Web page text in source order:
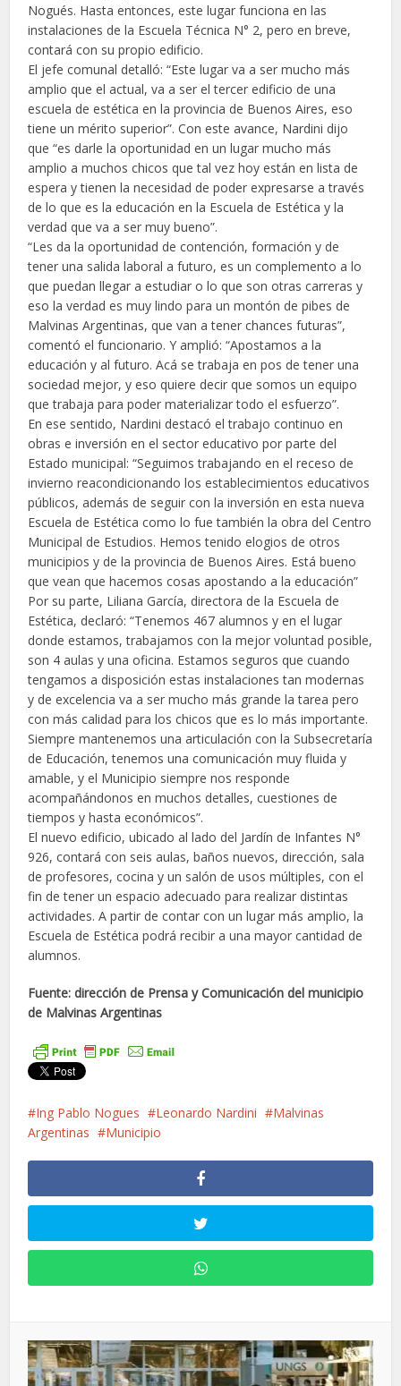
Nogués. Hasta entonces, este lugar funciona en las
instalaciones de la Escuela Técnica N° 2, pero en breve,
contará con su propio edificio.
El jefe comunal detalló: “Este lugar va a ser mucho más
amplio que el actual, va a ser el tercer edificio de una
escuela de estética en la provincia de Buenos Aires, eso
tiene un mérito superior”. Con este avance, Nardini dijo
que “es darle la oportunidad en un lugar mucho más
amplio a muchos chicos que tal vez hoy están en lista de
espera y tienen la necesidad de poder expresarse a través
de lo que es la educación en la Escuela de Estética y la
verdad que va a ser muy bueno”.
“Les da la oportunidad de contención, formación y de
tener una salida laboral a futuro, es un complemento a lo
que puedan llegar a estudiar o lo que son otras carreras y
eso la verdad es muy lindo para un montón de pibes de
Malvinas Argentinas, que van a tener chances futuras”,
comentó el funcionario. Y amplió: “Apostamos a la
educación y al futuro. Acá se trabaja en pos de tener una
sociedad mejor, y eso quiere decir que somos un equipo
que trabaja para poder materializar todo el esfuerzo”.
En ese sentido, Nardini destacó el trabajo continuo en
obras e inversión en el sector educativo por parte del
Estado municipal: “Seguimos trabajando en el receso de
invierno reacondicionando los establecimientos educativos
públicos, además de seguir con la inversión en esta nueva
Escuela de Estética como lo fue también la obra del Centro
Municipal de Estudios. Hemos tenido elogios de otros
municipios y de la provincia de Buenos Aires. Está bueno
que vean que hacemos cosas apostando a la educación”
Por su parte, Liliana García, directora de la Escuela de
Estética, declaró: “Tenemos 467 alumnos y en el lugar
donde estamos, trabajamos con la mejor voluntad posible,
son 4 aulas y una oficina. Estamos seguros que cuando
tengamos a disposición estas instalaciones tan modernas
y de excelencia va a ser mucho más grande la tarea pero
con más calidad para los chicos que es lo más importante.
Siempre mantenemos una articulación con la Subsecretaría
de Educación, tenemos una comunicación muy fluida y
amable, y el Municipio siempre nos responde
acompañándonos en muchos detalles, cuestiones de
tiempos y hasta económicos”.
El nuevo edificio, ubicado al lado del Jardín de Infantes N°
926, contará con seis aulas, baños nuevos, dirección, sala
de profesores, cocina y un salón de usos múltiples, con el
fin de tener un espacio adecuado para realizar distintas
actividades. A partir de contar con un lugar más amplio, la
Escuela de Estética podrá recibir a una mayor cantidad de
alumnos.
Fuente: dirección de Prensa y Comunicación del municipio
de Malvinas Argentinas
Ing Pablo Nogues Leonardo Nardini
Malvinas
Argentinas
Municipio